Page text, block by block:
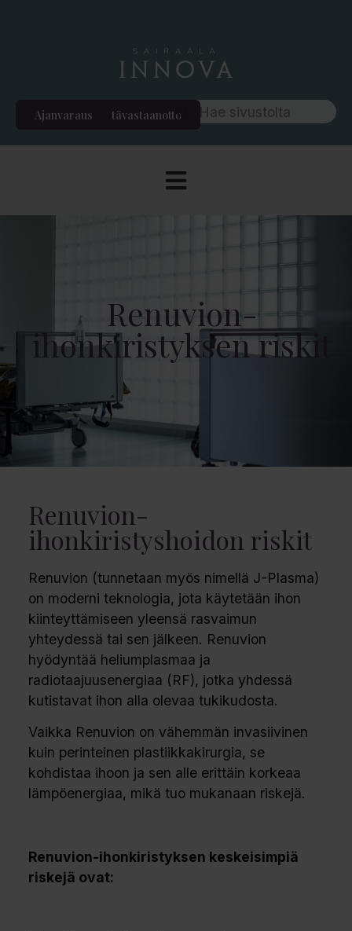
Etävastaanotto
Ajanvaraus
Renuvion-
ihonkiristyksen riskit
Renuvion-
ihonkiristyshoidon riskit
Renuvion (tunnetaan myös nimellä J-Plasma)
on moderni teknologia, jota käytetään ihon
kiinteyttämiseen yleensä rasvaimun
yhteydessä tai sen jälkeen. Renuvion
hyödyntää heliumplasmaa ja
radiotaajuusenergiaa (RF), jotka yhdessä
kutistavat ihon alla olevaa tukikudosta.
Vaikka Renuvion on vähemmän invasiivinen
kuin perinteinen plastiikkakirurgia, se
kohdistaa ihoon ja sen alle erittäin korkeaa
lämpöenergiaa, mikä tuo mukanaan riskejä.
Renuvion-ihonkiristyksen keskeisimpiä
riskejä ovat: